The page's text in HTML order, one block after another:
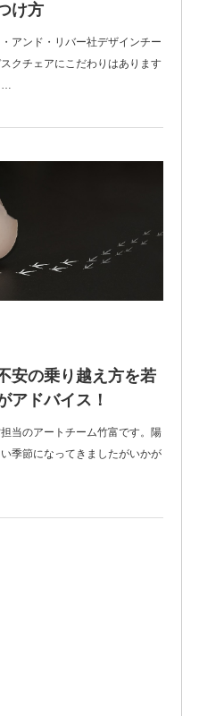
け方
アンド・リバー社デザインチー
クチェアにこだわりはあります
…
安の乗り越え方を若
アドバイス！
当のアートチーム竹富です。陽
季節になってきましたがいかが